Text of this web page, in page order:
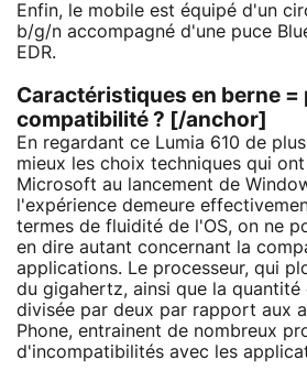
Enfin, le mobile est équipé d'un
b/g/n accompagné d'une puce
EDR.
Caractéristiques en berne =
compatibilité ? [/anchor]
En regardant ce Lumia 610 de
mieux les choix techniques qui
Microsoft au lancement de
l'expérience demeure
termes de fluidité de l'OS, on ne
en dire autant concernant la
applications. Le processeur, qui
du gigahertz, ainsi que la quantité
divisée par deux par rapport aux
Phone, entrainent de nombreux
d'incompatibilités avec les